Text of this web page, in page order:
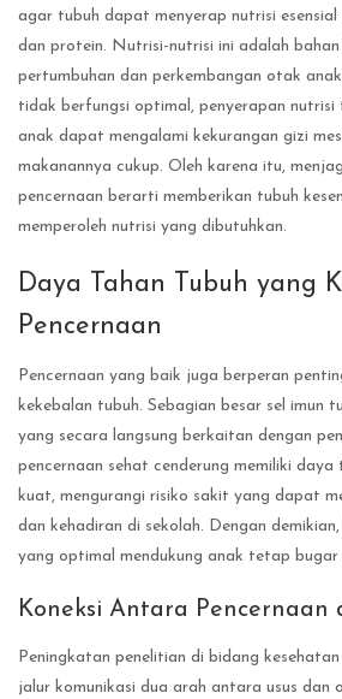
agar tubuh dapat menyerap nutrisi
dan protein. Nutrisi-nutrisi ini adalah
pertumbuhan dan perkembangan otak
tidak berfungsi optimal, penyerapan nutrisi
anak dapat mengalami kekurangan gizi
makanannya cukup. Oleh karena itu,
pencernaan berarti memberikan tubuh
memperoleh nutrisi yang dibutuhkan.
Daya Tahan Tubuh yang
Pencernaan
Pencernaan yang baik juga berperan
kekebalan tubuh. Sebagian besar sel imun
yang secara langsung berkaitan dengan
pencernaan sehat cenderung memiliki
kuat, mengurangi risiko sakit yang dapat
dan kehadiran di sekolah. Dengan
yang optimal mendukung anak tetap bugar
Koneksi Antara Pencernaan
Peningkatan penelitian di bidang
jalur komunikasi dua arah antara usus dan